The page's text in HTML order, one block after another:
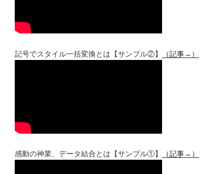
記号でスタイル一括変換とは【サンプル②】 （記事→）
感動の神業、データ結合とは【サンプル①】 （記事→）